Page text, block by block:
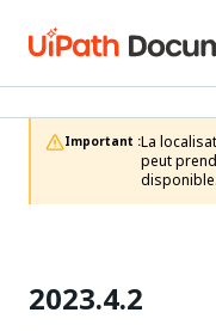
Important :La
peut
disponible.
2023.4.2